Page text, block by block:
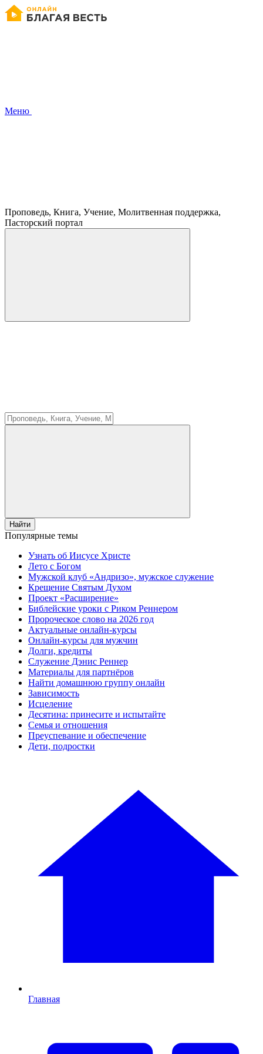
Меню
Проповедь, Книга, Учение, Молитвенная поддержка,
Пасторский портал
Найти
Популярные темы
Узнать об Иисусе Христе
Лето с Богом
Мужской клуб «Андризо», мужское служение
Крещение Святым Духом
Проект «Расширение»
Библейские уроки с Риком Реннером
Пророческое слово на 2026 год
Актуальные онлайн-курсы
Онлайн-курсы для мужчин
Долги, кредиты
Служение Дэнис Реннер
Материалы для партнёров
Найти домашнюю группу онлайн
Зависимость
Исцеление
Десятина: принесите и испытайте
Семья и отношения
Преуспевание и обеспечение
Дети, подростки
Главная